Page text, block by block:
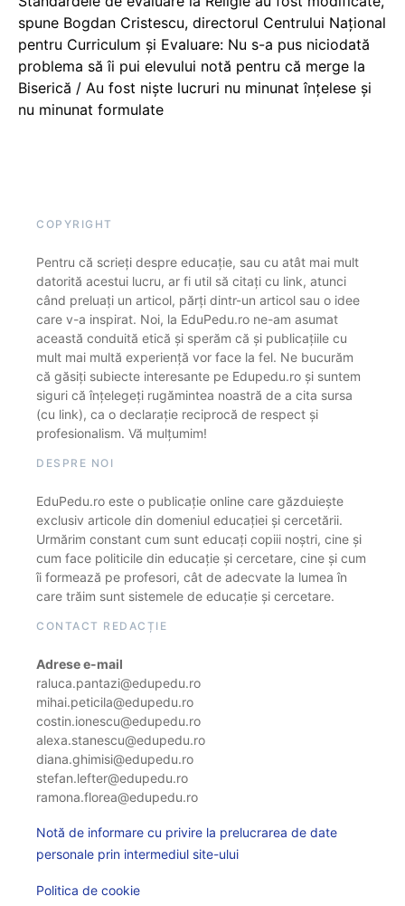
spune Bogdan Cristescu, directorul Centrului Național
pentru Curriculum și Evaluare: Nu s-a pus niciodată
problema să îi pui elevului notă pentru că merge la
Biserică / Au fost niște lucruri nu minunat înțelese și
nu minunat formulate
COPYRIGHT
Pentru că scrieți despre educație, sau cu atât mai mult
datorită acestui lucru, ar fi util să citați cu link, atunci
când preluați un articol, părți dintr-un articol sau o idee
care v-a inspirat. Noi, la EduPedu.ro ne-am asumat
această conduită etică și sperăm că și publicațiile cu
mult mai multă experiență vor face la fel. Ne bucurăm
că găsiți subiecte interesante pe Edupedu.ro și suntem
siguri că înțelegeți rugămintea noastră de a cita sursa
(cu link), ca o declarație reciprocă de respect și
profesionalism. Vă mulțumim!
DESPRE NOI
EduPedu.ro este o publicație online care găzduiește
exclusiv articole din domeniul educației și cercetării.
Urmărim constant cum sunt educați copiii noștri, cine și
cum face politicile din educație și cercetare, cine și cum
îi formează pe profesori, cât de adecvate la lumea în
care trăim sunt sistemele de educație și cercetare.
CONTACT REDACȚIE
Adrese e-mail
raluca.pantazi@edupedu.ro
mihai.peticila@edupedu.ro
costin.ionescu@edupedu.ro
alexa.stanescu@edupedu.ro
diana.ghimisi@edupedu.ro
stefan.lefter@edupedu.ro
ramona.florea@edupedu.ro
Notă de informare cu privire la prelucrarea de date
personale prin intermediul site-ului
Politica de cookie